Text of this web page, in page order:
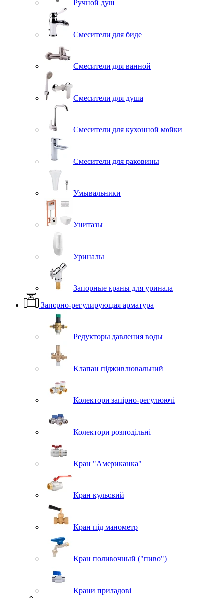
Ручной душ
Смесители для биде
Смесители для ванной
Смесители для душа
Смесители для кухонной мойки
Смесители для раковины
Умывальники
Унитазы
Уриналы
Запорные краны для уринала
Запорно-регулирующая арматура
Редукторы давления воды
Клапан підживлювальний
Колектори запірно-регулюючі
Колектори розподільні
Кран "Американка"
Кран кульовий
Кран під манометр
Кран поливочный ("пиво")
Крани приладові